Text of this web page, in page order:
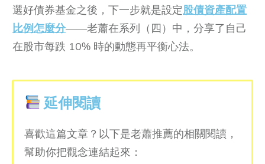
選好債券基金之後，下一步就是設定股債資產配置
比例怎麼分——老蕭在系列（四）中，分享了自己
在股市每跌 10% 時的動態再平衡心法。
延伸閱讀
喜歡這篇文章？以下是老蕭推薦的相關閱讀，
幫助你把觀念連結起來：